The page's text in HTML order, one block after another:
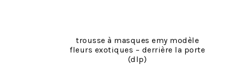
trousse à masques emy modèle
fleurs exotiques – derrière la porte
(dlp)